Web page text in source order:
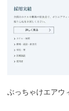
ぶっちゃけエアウ